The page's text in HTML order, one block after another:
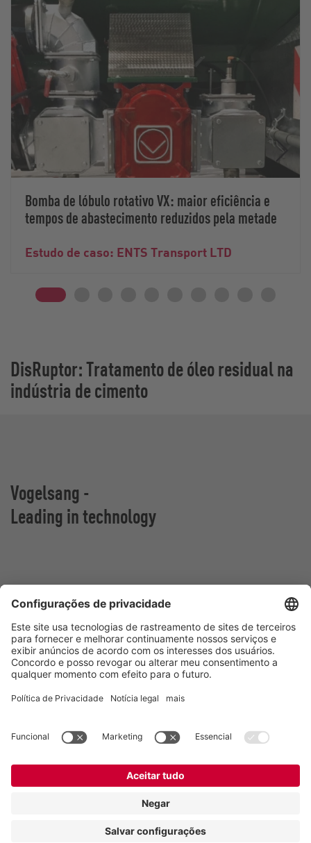
Bomba de lóbulo rotativo VX: maior eficiência e
tempos de abastecimento reduzidos pela metade
Estudo de caso: ENTS Transport LTD
DisRuptor: Tratamento de óleo residual na
indústria de cimento
Vogelsang -
Leading in technology
Av. Theodomiro Porto da Fonseca, 3397
São Leopoldo/RS, 93022-715
Brasil
contato@vogelsang.com.br
Declaração de proteção de dados